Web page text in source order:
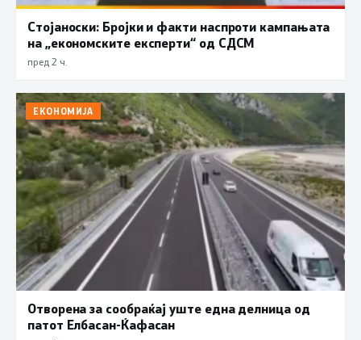
Стојаноски: Бројки и факти наспроти кампањата
на „економските експерти“ од СДСM
пред 2 ч.
ЕКОНОМИЈА
Отворена за сообраќај уште една делница од
патот Елбасан-Ќафасан